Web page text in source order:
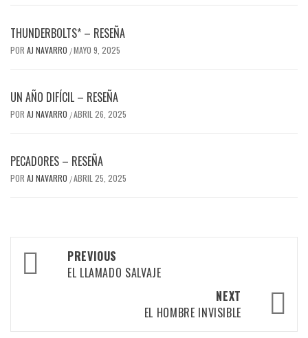
THUNDERBOLTS* – RESEÑA
POR AJ NAVARRO /MAYO 9, 2025
UN AÑO DIFÍCIL – RESEÑA
POR AJ NAVARRO /ABRIL 26, 2025
PECADORES – RESEÑA
POR AJ NAVARRO /ABRIL 25, 2025
Post
navigation
PREVIOUS
EL LLAMADO SALVAJE
NEXT
EL HOMBRE INVISIBLE